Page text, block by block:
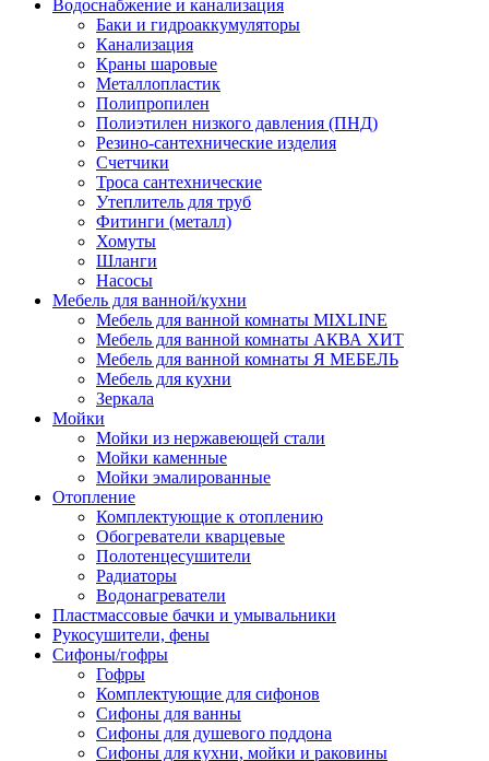
Водоснабжение и канализация
Баки и гидроаккумуляторы
Канализация
Краны шаровые
Металлопластик
Полипропилен
Полиэтилен низкого давления (ПНД)
Резино-сантехнические изделия
Счетчики
Троса сантехнические
Утеплитель для труб
Фитинги (металл)
Хомуты
Шланги
Насосы
Мебель для ванной/кухни
Мебель для ванной комнаты MIXLINE
Мебель для ванной комнаты АКВА ХИТ
Мебель для ванной комнаты Я МЕБЕЛЬ
Мебель для кухни
Зеркала
Мойки
Мойки из нержавеющей стали
Мойки каменные
Мойки эмалированные
Отопление
Комплектующие к отоплению
Обогреватели кварцевые
Полотенцесушители
Радиаторы
Водонагреватели
Пластмассовые бачки и умывальники
Рукосушители, фены
Сифоны/гофры
Гофры
Комплектующие для сифонов
Сифоны для ванны
Сифоны для душевого поддона
Сифоны для кухни, мойки и раковины